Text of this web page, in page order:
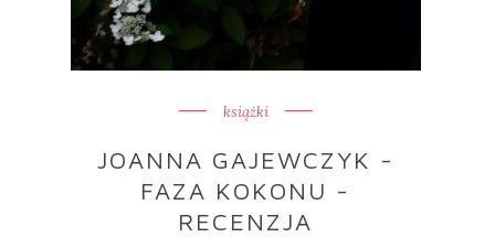
książki
JOANNA GAJEWCZYK -
FAZA KOKONU -
RECENZJA